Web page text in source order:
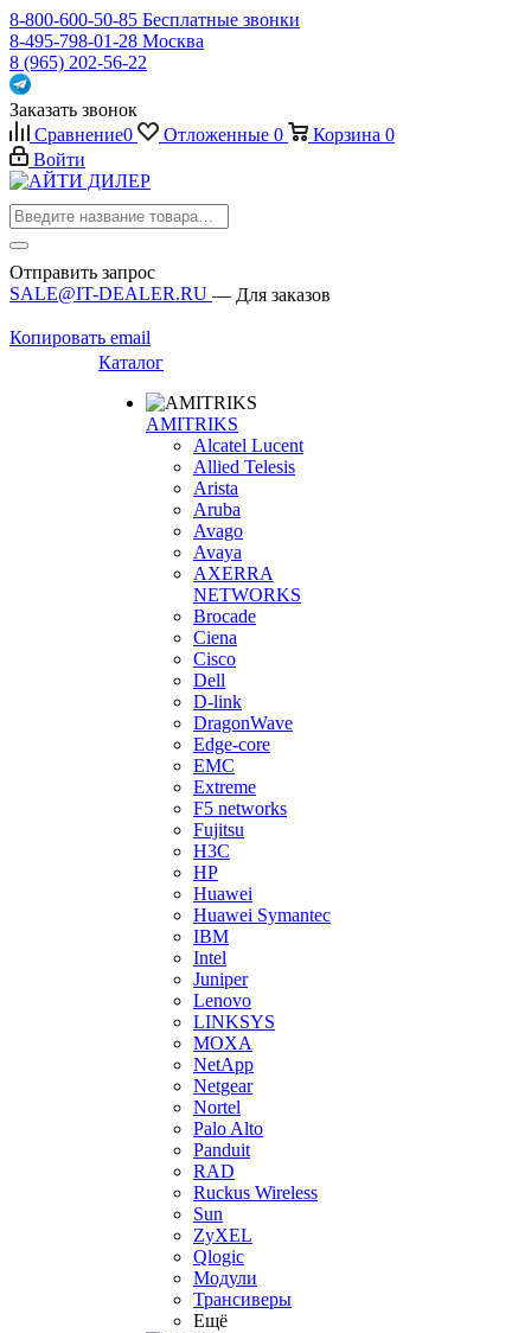
8-800-600-50-85 Бесплатные звонки
8-495-798-01-28 Москва
8 (965) 202-56-22
Заказать звонок
Сравнение0 Отложенные 0 Корзина 0
Войти
Отправить запрос
SALE@IT-DEALER.RU — Для заказов
Копировать email
Каталог
AMITRIKS
Alcatel Lucent
Allied Telesis
Arista
Aruba
Avago
Avaya
AXERRA
NETWORKS
Brocade
Ciena
Cisco
Dell
D-link
DragonWave
Edge-core
EMC
Extreme
F5 networks
Fujitsu
H3С
HP
Huawei
Huawei Symantec
IBM
Intel
Juniper
Lenovo
LINKSYS
MOXA
NetApp
Netgear
Nortel
Palo Alto
Panduit
RAD
Ruckus Wireless
Sun
ZyXEL
Qlogic
Модули
Трансиверы
Ещё